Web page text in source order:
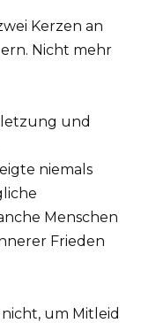
Kerzen an
Nicht mehr
und
niemals
Menschen
Frieden
um Mitleid